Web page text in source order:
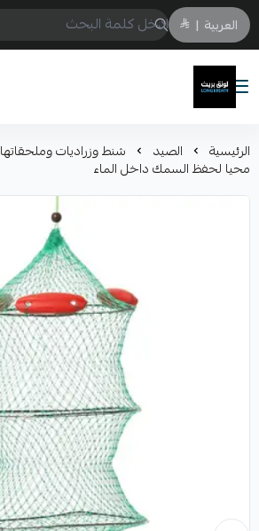
العربية |
لونق بريث
الرئيسية الصيد شنط وزراديات وملحقاتها
محيا لحفظ السمك داخل الماء